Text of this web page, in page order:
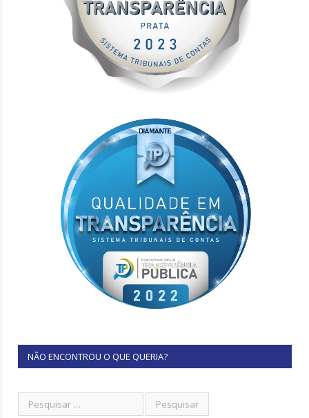
NÃO ENCONTROU O QUE QUERIA?